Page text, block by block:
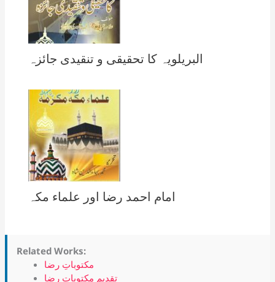
البریلویہ کا تحقیقی و تنقیدی جائزہ
امام احمد رضا اور علماء مکہ
Related Works:
مکتوباتِ رضا
تقدیم مکتوباتِ رضا